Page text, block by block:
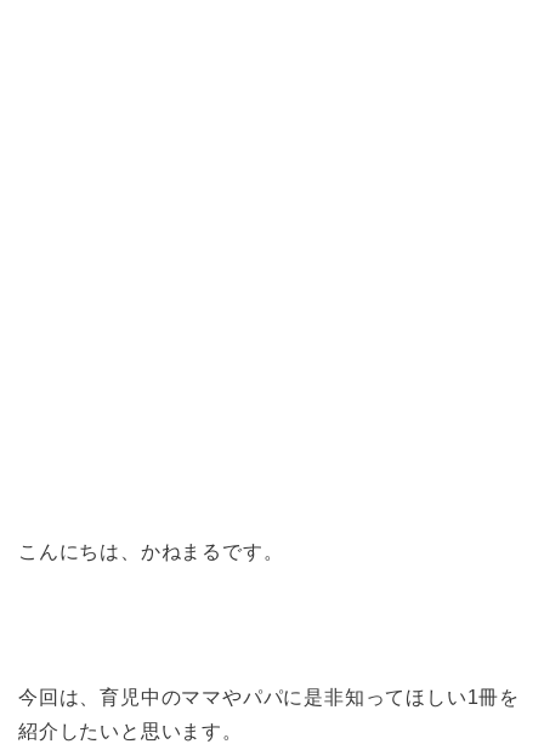
こんにちは、かねまるです。
今回は、育児中のママやパパに是非知ってほしい1冊を
紹介したいと思います。